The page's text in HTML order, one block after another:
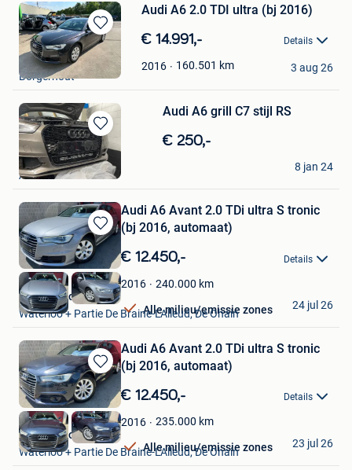
Bewaren
in
Mijn
Favorieten
Audi A6 2.0 TDI ultra (bj 2016)
€ 14.991,- Details
2016 160.501 km
HD City Cars
Borgerhout
3 aug 26
Bewaren
in
Mijn
Favorieten
Audi A6 grill C7 stijl RS
€ 250,-
Customiz car
Anderlecht
8 jan 24
Bewaren
in
Mijn
Favorieten
Audi A6 Avant 2.0 TDi ultra S tronic
(bj 2016, automaat)
€ 12.450,- Details
2016 240.000 km
Alle milieu/emissie zones
Class Motors
Waterloo + Partie De Braine-L'Alleud, De Ohain
24 jul 26
Bewaren
in
Mijn
Favorieten
Audi A6 Avant 2.0 TDi ultra S tronic
(bj 2016, automaat)
€ 12.450,- Details
2016 235.000 km
Alle milieu/emissie zones
Class Motors
Waterloo + Partie De Braine-L'Alleud, De Ohain
23 jul 26